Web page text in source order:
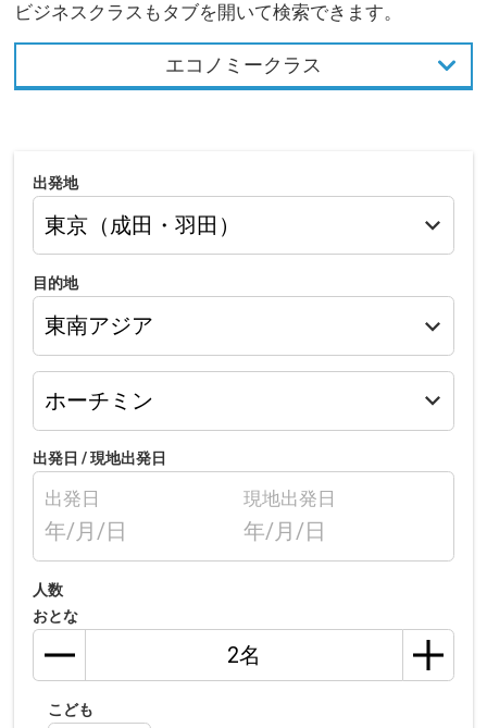
ビジネスクラスもタブを開いて検索できます。
エコノミークラス
出発地
目的地
出発日 /現地出発日
出発日
年/月/日
現地出発日
年/月/日
人数
おとな
こども